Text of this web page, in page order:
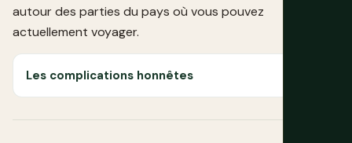
autour des parties du pays où vous pouvez
actuellement voyager.
Les complications honnêtes